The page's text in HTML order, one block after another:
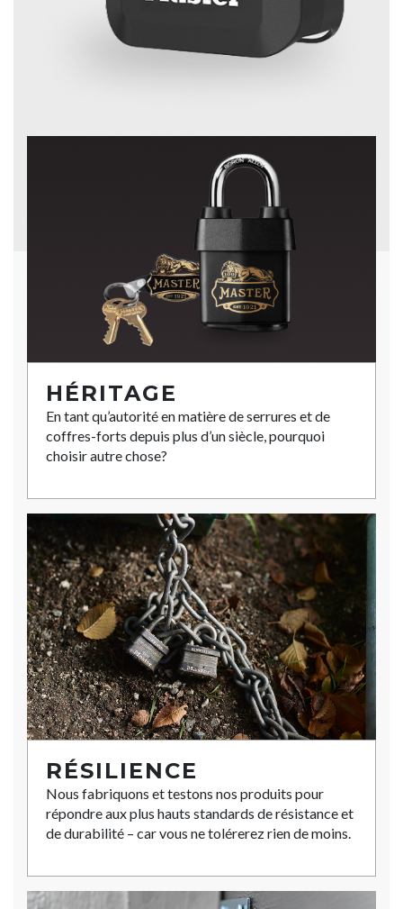
HÉRITAGE
En tant qu’autorité en matière de serrures et de
coffres-forts depuis plus d’un siècle, pourquoi
choisir autre chose?
RÉSILIENCE
Nous fabriquons et testons nos produits pour
répondre aux plus hauts standards de résistance et
de durabilité – car vous ne tolérerez rien de moins.